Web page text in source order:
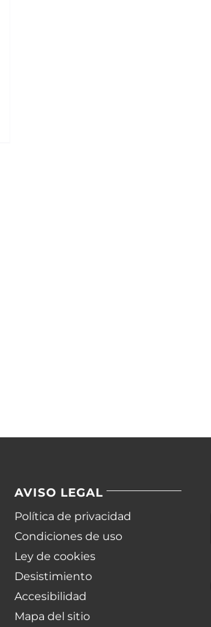
AVISO LEGAL
Política de privacidad
Condiciones de uso
Ley de cookies
Desistimiento
Accesibilidad
Mapa del sitio